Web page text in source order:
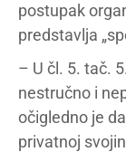
postupak
predstavlja
– U čl. 5. tač.
nestručno i
očigledno je
privatnoj